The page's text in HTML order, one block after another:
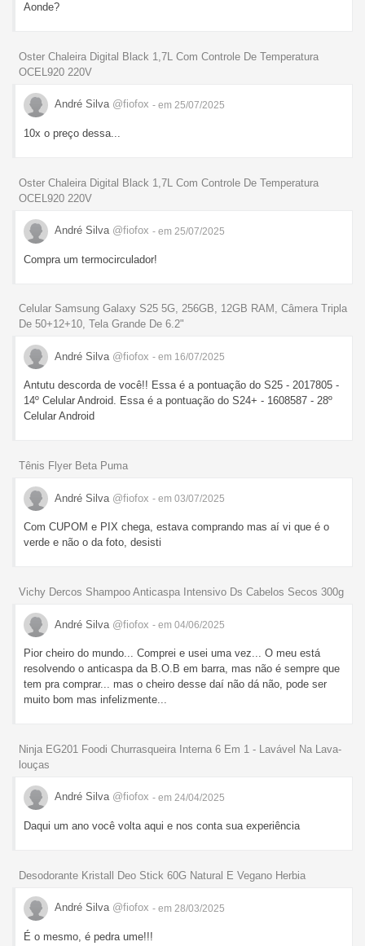
Aonde?
Oster Chaleira Digital Black 1,7L Com Controle De Temperatura
OCEL920 220V
André Silva @fiofox - em 25/07/2025
10x o preço dessa...
Oster Chaleira Digital Black 1,7L Com Controle De Temperatura
OCEL920 220V
André Silva @fiofox - em 25/07/2025
Compra um termocirculador!
Celular Samsung Galaxy S25 5G, 256GB, 12GB RAM, Câmera Tripla
De 50+12+10, Tela Grande De 6.2"
André Silva @fiofox - em 16/07/2025
Antutu descorda de você!! Essa é a pontuação do S25 - 2017805 -
14º Celular Android. Essa é a pontuação do S24+ - 1608587 - 28º
Celular Android
Tênis Flyer Beta Puma
André Silva @fiofox - em 03/07/2025
Com CUPOM e PIX chega, estava comprando mas aí vi que é o
verde e não o da foto, desisti
Vichy Dercos Shampoo Anticaspa Intensivo Ds Cabelos Secos 300g
André Silva @fiofox - em 04/06/2025
Pior cheiro do mundo... Comprei e usei uma vez... O meu está
resolvendo o anticaspa da B.O.B em barra, mas não é sempre que
tem pra comprar... mas o cheiro desse daí não dá não, pode ser
muito bom mas infelizmente...
Ninja EG201 Foodi Churrasqueira Interna 6 Em 1 - Lavável Na Lava-
louças
André Silva @fiofox - em 24/04/2025
Daqui um ano você volta aqui e nos conta sua experiência
Desodorante Kristall Deo Stick 60G Natural E Vegano Herbia
André Silva @fiofox - em 28/03/2025
É o mesmo, é pedra ume!!!